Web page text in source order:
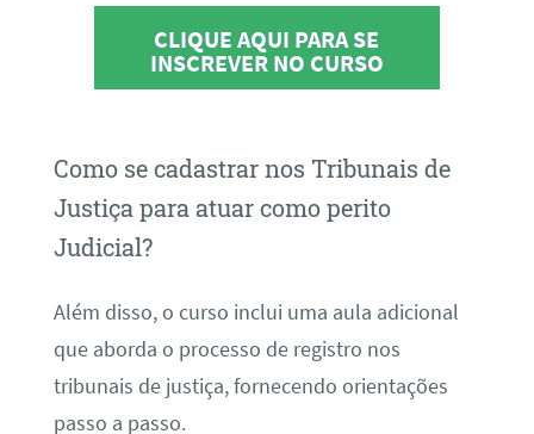
CLIQUE AQUI PARA SE
INSCREVER NO CURSO
Como se cadastrar nos Tribunais de
Justiça para atuar como perito
Judicial?
Além disso, o curso inclui uma aula adicional
que aborda o processo de registro nos
tribunais de justiça, fornecendo orientações
passo a passo.